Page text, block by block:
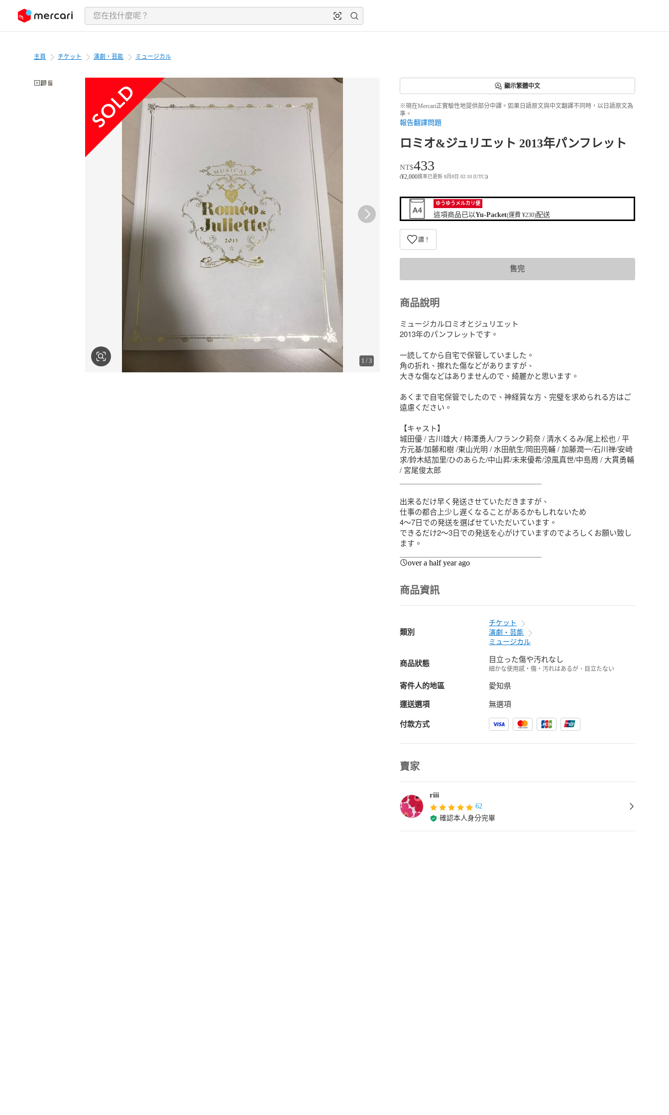
至內容
主頁 チケット 演劇・芸能 ミュージカル
1 /3
顯示繁體中文
※現在Mercari正實驗性地提供部分中譯。如果日語原文與中文翻譯不同時，以日語原文為
準。
報告翻譯問題
ロミオ&ジュリエット 2013年パンフレット
NT$433
(¥2,000匯率已更新 8月8日 02:10 [UTC])
ゆうゆうメルカリ便
這項商品已以Yu-Packet(運費 ¥230)配送
讚！
售完
商品說明
ミュージカルロミオとジュリエット
2013年のパンフレットです。
一読してから自宅で保管していました。
角の折れ、擦れた傷などがありますが、
大きな傷などはありませんので、綺麗かと思います。
あくまで自宅保管でしたので、神経質な方、完璧を求められる方はご
遠慮ください。
【キャスト】
城田優 / 古川雄大 / 柿澤勇人/フランク莉奈 / 清水くるみ/尾上松也 / 平
方元基/加藤和樹 /東山光明 / 水田航生/岡田亮輔 / 加藤潤一/石川禅/安崎
求/鈴木結加里/ひのあらた/中山昇/未来優希/涼風真世/中島周 / 大貫勇輔
/ 宮尾俊太郎
出来るだけ早く発送させていただきますが、
仕事の都合上少し遅くなることがあるかもしれないため
4〜7日での発送を選ばせていただいています。
できるだけ2〜3日での発送を心がけていますのでよろしくお願い致し
ます。
over a half year ago
商品資訊
類別
チケット
演劇・芸能
ミュージカル
商品狀態 目立った傷や汚れなし
細かな使用感・傷・汚れはあるが、目立たない
寄件人的地區 愛知県
運送選項 無選項
付款方式
賣家
riii
62
確認本人身分完畢